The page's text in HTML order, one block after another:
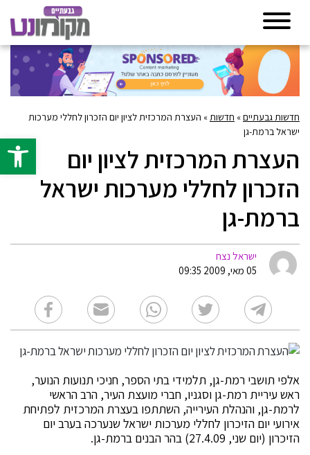
פתח
חדשות גבעתיים» חדשות » העצרת המרכזית לציון יום הזכרון לחללי מערכות
ישראל ברמת-גן
העצרת המרכזית לציון יום
הזכרון לחללי מערכות ישראל
ברמת-גן
ישראל נצח
05 מאי, 2009 09:35
אלפי תושבי רמת-גן, תלמידי בתי הספר, חניכי תנועות הנוער,
ראש עיריית רמת-גן וסגניו, חברי מועצת העיר, הרב הראשי
לרמת-גן, והנהלת העירייה, השתתפו בעצרת המרכזית לפתיחת
אירועי יום הזיכרון לחללי מערכות ישראל שנערכה בערב יום
הזיכרון (יום שני, 27.4.09) בהר הבנים ברמת-גן.